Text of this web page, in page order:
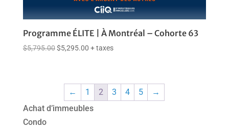
Programme ÉLITE | À Montréal – Cohorte 63
$5,795.00 $5,295.00 + taxes
← 1 2 3 4 5
→
Achat d’immeubles
Condo